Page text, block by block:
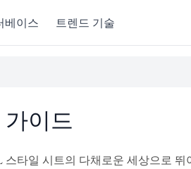
베이스 트렌드 기술
이드
타일 시트의 다채로운 세상으로